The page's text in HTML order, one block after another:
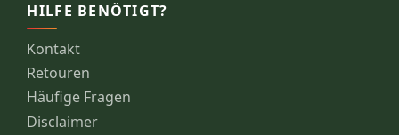
HILFE BENÖTIGT?
Kontakt
Retouren
Häufige Fragen
Disclaimer